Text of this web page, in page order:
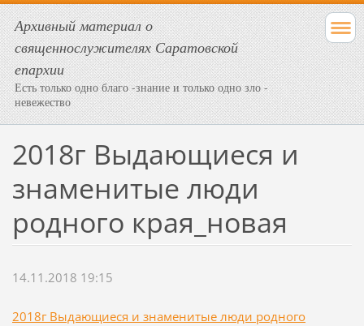
Архивный материал о
священнослужителях Саратовской
епархии
Есть только одно благо -знание и только одно зло -
невежество
2018г Выдающиеся и
знаменитые люди
родного края_новая
14.11.2018 19:15
2018г Выдающиеся и знаменитые люди родного